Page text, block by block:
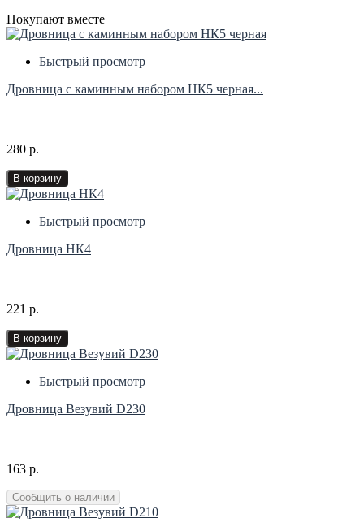
Покупают вместе
Быстрый просмотр
Дровница с каминным набором НК5 черная...
280 р.
В корзину
Быстрый просмотр
Дровница НК4
221 р.
В корзину
Быстрый просмотр
Дровница Везувий D230
163 р.
Сообщить о наличии